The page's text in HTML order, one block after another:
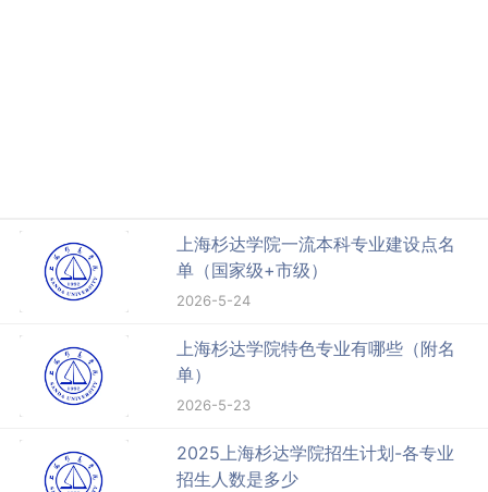
上海杉达学院一流本科专业建设点名
单（国家级+市级）
2026-5-24
上海杉达学院特色专业有哪些（附名
单）
2026-5-23
2025上海杉达学院招生计划-各专业
招生人数是多少